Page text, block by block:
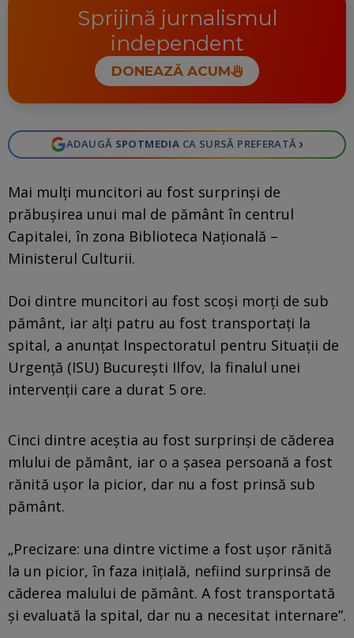
Sprijină jurnalismul
independent
DONEAZĂ ACUM
ADAUGĂ SPOTMEDIA CA SURSĂ PREFERATĂ ›
Mai mulţi muncitori au fost surprinşi de
prăbuşirea unui mal de pământ în centrul
Capitalei, în zona Biblioteca Naţională –
Ministerul Culturii.
Doi dintre muncitori au fost scoși morți de sub
pământ, iar alți patru au fost transportați la
spital, a anunțat Inspectoratul pentru Situații de
Urgență (ISU) București Ilfov, la finalul unei
intervenții care a durat 5 ore.
Cinci dintre aceștia au fost surprinși de căderea
mlului de pământ, iar o a șasea persoană a fost
rănită ușor la picior, dar nu a fost prinsă sub
pământ.
„Precizare: una dintre victime a fost ușor rănită
la un picior, în faza inițială, nefiind surprinsă de
căderea malului de pământ. A fost transportată
și evaluată la spital, dar nu a necesitat internare”.